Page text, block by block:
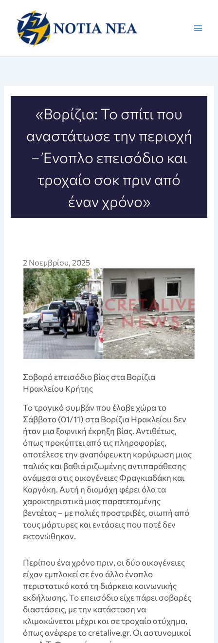
περιεχόμενο
«Βορίζια: Το σπίτι που
αναστάτωσε την περιοχή
– Ένοπλο επεισόδιο και
τροχαίο σοκ πριν από
έναν χρόνο»
2 Νοεμβρίου, 2025
Σοβαρό επεισόδιο βίας στα Βορίζια
Ηρακλείου Κρήτης
Το τραγικό συμβάν που έλαβε χώρα το
Σάββατο (01/11) στα Βορίζια Ηρακλείου δεν
ήταν μια ξαφνική έκρηξη βίας. Αντιθέτως,
όπως προκύπτει από τις πληροφορίες,
αποτέλεσε την αναπόφευκτη κορύφωση μιας
παλιάς και βαθιά ριζωμένης αντιπαράθεσης
ανάμεσα στις οικογένειες Φραγκιαδάκη και
Καργάκη. Αυτή η διαμάχη φέρει όλα τα
χαρακτηριστικά μιας παρατεταμένης
βεντέτας – με παλιές προστριβές, σιωπή από
τους μάρτυρες και εντάσεις που ποτέ δεν
εκτονώθηκαν.
Περίπου ένα χρόνο πριν, οι δύο οικογένειες
είχαν εμπλακεί σε ένα άλλο ένοπλο
περιστατικό κατά τη διάρκεια κοινωνικής
εκδήλωσης. Το επεισόδιο είχε πάρει σοβαρές
διαστάσεις, με την κατάσταση να
κλιμακώνεται μέχρι και σε τροχαίο ατύχημα,
όπως ανέφερε το cretalive.gr. Οι αστυνομικοί